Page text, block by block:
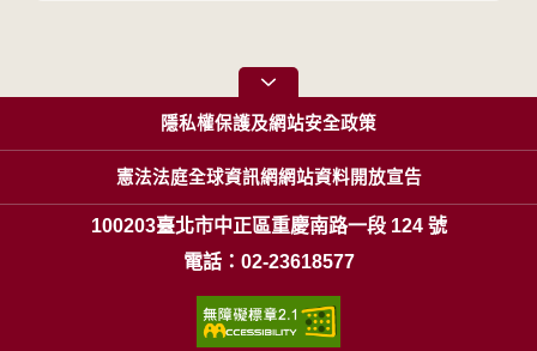
隱私權保護及網站安全政策
憲法法庭全球資訊網網站資料開放宣告
100203臺北市中正區重慶南路一段 124 號
電話：02-23618577